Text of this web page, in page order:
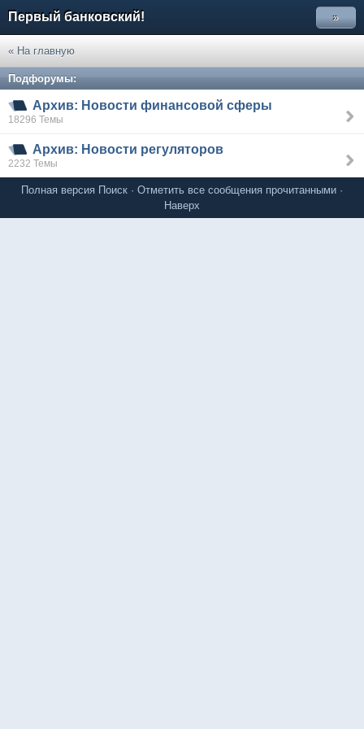
Первый банковский! »
« На главную
Подфорумы:
Архив: Новости финансовой сферы
18296 Темы
Архив: Новости регуляторов
2232 Темы
Полная версия Поиск · Отметить все сообщения прочитанными ·
Наверх